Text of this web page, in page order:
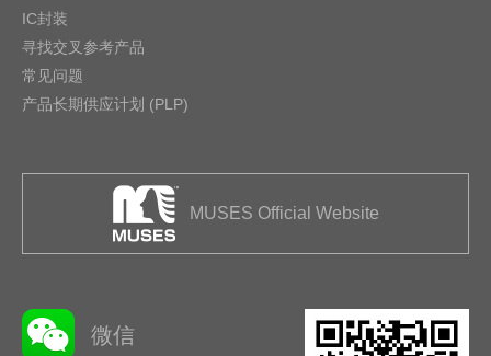
IC封装
寻找交叉参考产品
常见问题
产品长期供应计划 (PLP)
MUSES Official Website
微信